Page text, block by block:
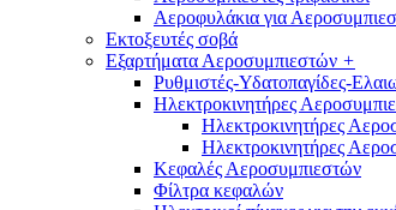
Αεροφυλάκια για
Εκτοξευτές σοβά
Εξαρτήματα Αεροσυμπιεστών +
Ρυθμιστές-Υδατοπαγίδες-
Ηλεκτροκινητήρες
Ηλεκτροκινητήρες
Ηλεκτροκινητήρες
Κεφαλές Αεροσυμπιεστών
Φίλτρα κεφαλών